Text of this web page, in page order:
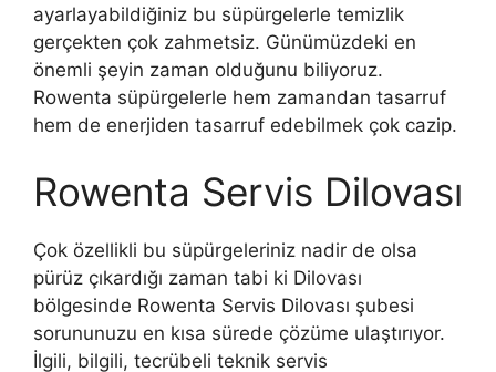
ayarlayabildiğiniz bu süpürgelerle temizlik
gerçekten çok zahmetsiz. Günümüzdeki en
önemli şeyin zaman olduğunu biliyoruz.
Rowenta süpürgelerle hem zamandan tasarruf
hem de enerjiden tasarruf edebilmek çok cazip.
Rowenta Servis Dilovası
Çok özellikli bu süpürgeleriniz nadir de olsa
pürüz çıkardığı zaman tabi ki Dilovası
bölgesinde Rowenta Servis Dilovası şubesi
sorununuzu en kısa sürede çözüme ulaştırıyor.
İlgili, bilgili, tecrübeli teknik servis